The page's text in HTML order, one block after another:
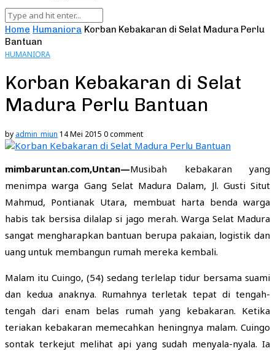
Home Humaniora Korban Kebakaran di Selat Madura Perlu
Bantuan
HUMANIORA
Korban Kebakaran di Selat
Madura Perlu Bantuan
by admin_miun 14 Mei 2015 0 comment
mimbaruntan.com,Untan—Musibah kebakaran yang
menimpa warga Gang Selat Madura Dalam, Jl. Gusti Situt
Mahmud, Pontianak Utara, membuat harta benda warga
habis tak bersisa dilalap si jago merah. Warga Selat Madura
sangat mengharapkan bantuan berupa pakaian, logistik dan
uang untuk membangun rumah mereka kembali.
Malam itu Cuingo, (54) sedang terlelap tidur bersama suami
dan kedua anaknya. Rumahnya terletak tepat di tengah-
tengah dari enam belas rumah yang kebakaran. Ketika
teriakan kebakaran memecahkan heningnya malam. Cuingo
sontak terkejut melihat api yang sudah menyala-nyala. Ia